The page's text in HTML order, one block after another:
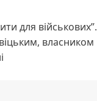
для військових”.
власником